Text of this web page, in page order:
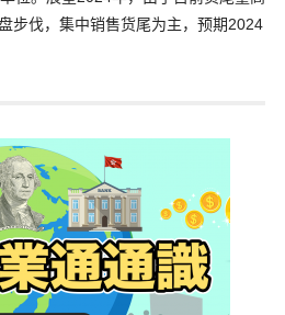
步伐，集中销售货尾为主，预期2024